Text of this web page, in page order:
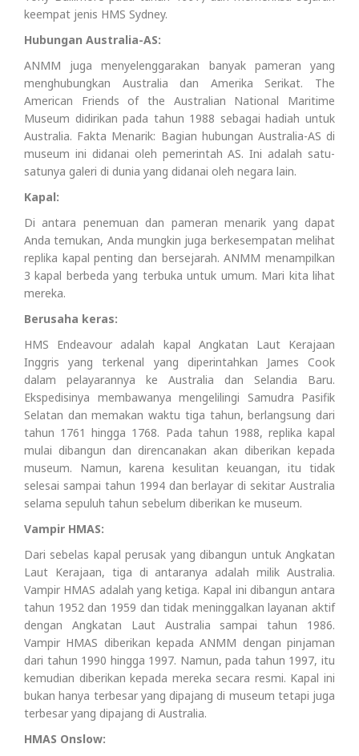
keempat jenis HMS Sydney.
Hubungan Australia-AS:
ANMM juga menyelenggarakan banyak pameran yang
menghubungkan Australia dan Amerika Serikat. The
American Friends of the Australian National Maritime
Museum didirikan pada tahun 1988 sebagai hadiah untuk
Australia. Fakta Menarik: Bagian hubungan Australia-AS di
museum ini didanai oleh pemerintah AS. Ini adalah satu-
satunya galeri di dunia yang didanai oleh negara lain.
Kapal:
Di antara penemuan dan pameran menarik yang dapat
Anda temukan, Anda mungkin juga berkesempatan melihat
replika kapal penting dan bersejarah. ANMM menampilkan
3 kapal berbeda yang terbuka untuk umum. Mari kita lihat
mereka.
Berusaha keras:
HMS Endeavour adalah kapal Angkatan Laut Kerajaan
Inggris yang terkenal yang diperintahkan James Cook
dalam pelayarannya ke Australia dan Selandia Baru.
Ekspedisinya membawanya mengelilingi Samudra Pasifik
Selatan dan memakan waktu tiga tahun, berlangsung dari
tahun 1761 hingga 1768. Pada tahun 1988, replika kapal
mulai dibangun dan direncanakan akan diberikan kepada
museum. Namun, karena kesulitan keuangan, itu tidak
selesai sampai tahun 1994 dan berlayar di sekitar Australia
selama sepuluh tahun sebelum diberikan ke museum.
Vampir HMAS:
Dari sebelas kapal perusak yang dibangun untuk Angkatan
Laut Kerajaan, tiga di antaranya adalah milik Australia.
Vampir HMAS adalah yang ketiga. Kapal ini dibangun antara
tahun 1952 dan 1959 dan tidak meninggalkan layanan aktif
dengan Angkatan Laut Australia sampai tahun 1986.
Vampir HMAS diberikan kepada ANMM dengan pinjaman
dari tahun 1990 hingga 1997. Namun, pada tahun 1997, itu
kemudian diberikan kepada mereka secara resmi. Kapal ini
bukan hanya terbesar yang dipajang di museum tetapi juga
terbesar yang dipajang di Australia.
HMAS Onslow: